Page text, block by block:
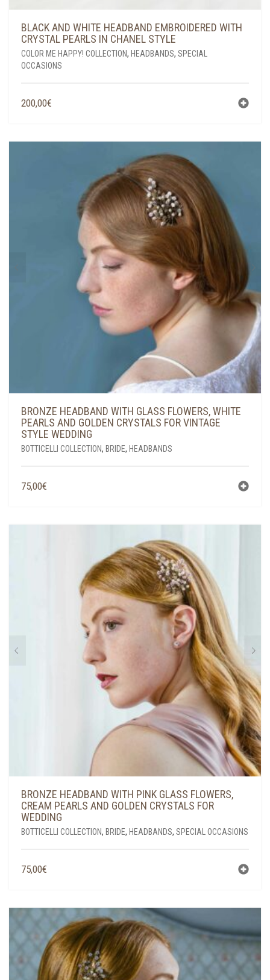
BLACK AND WHITE HEADBAND EMBROIDERED WITH
CRYSTAL PEARLS IN CHANEL STYLE
COLOR ME HAPPY! COLLECTION, HEADBANDS, SPECIAL
OCCASIONS
200,00€
BRONZE HEADBAND WITH GLASS FLOWERS, WHITE
PEARLS AND GOLDEN CRYSTALS FOR VINTAGE
STYLE WEDDING
BOTTICELLI COLLECTION, BRIDE, HEADBANDS
75,00€
BRONZE HEADBAND WITH PINK GLASS FLOWERS,
CREAM PEARLS AND GOLDEN CRYSTALS FOR
WEDDING
BOTTICELLI COLLECTION, BRIDE, HEADBANDS, SPECIAL OCCASIONS
75,00€